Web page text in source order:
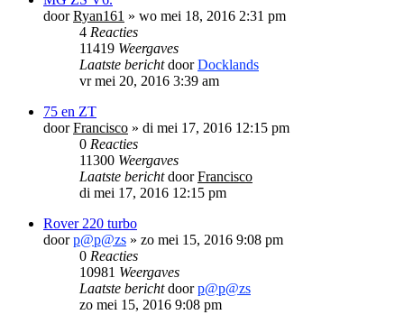
doorRyan161 » wo mei 18, 2016 2:31 pm
4 Reacties
11419 Weergaves
Laatste berichtdoorDocklands
vr mei 20, 2016 3:39 am
75 en ZT
doorFrancisco » di mei 17, 2016 12:15 pm
0 Reacties
11300 Weergaves
Laatste berichtdoorFrancisco
di mei 17, 2016 12:15 pm
Rover 220 turbo
doorp@p@zs » zo mei 15, 2016 9:08 pm
0 Reacties
10981 Weergaves
Laatste berichtdoorp@p@zs
zo mei 15, 2016 9:08 pm